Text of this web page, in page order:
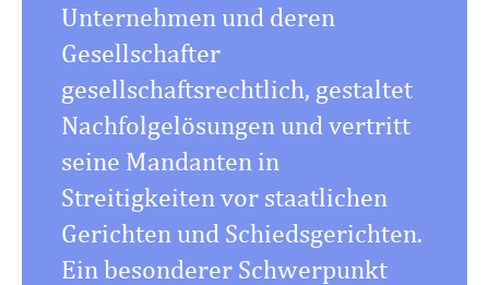
Unternehmen und deren
Gesellschafter
gesellschaftsrechtlich, gestaltet
Nachfolgelösungen und vertritt
seine Mandanten in
Streitigkeiten vor staatlichen
Gerichten und Schiedsgerichten.
Ein besonderer Schwerpunkt